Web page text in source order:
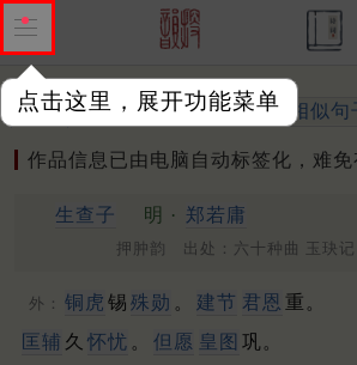
点击这里，展开功能菜单
作品 标注四声 出处、引用 相似句
作品信息已由电脑自动标签化，难免
生查子 明 · 郑若庸
押肿韵 出处：六十种曲 玉玦记
外： 铜虎 锡 殊勋 。 建节 君恩 重。
匡辅 久 怀忧 。 但愿 皇图 巩。